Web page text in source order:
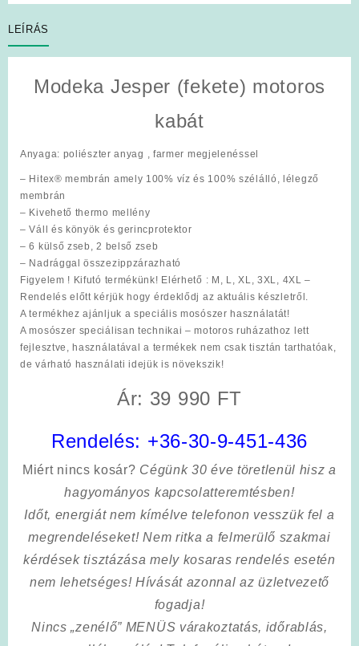
LEÍRÁS
Modeka Jesper (fekete) motoros
kabát
Anyaga: poliészter anyag , farmer megjelenéssel
– Hitex® membrán amely 100% víz és 100% szélálló, lélegző
membrán
– Kivehető thermo mellény
– Váll és könyök és gerincprotektor
– 6 külső zseb, 2 belső zseb
– Nadrággal összezippzárazható
Figyelem ! Kifutó termékünk! Elérhető : M, L, XL, 3XL, 4XL –
Rendelés előtt kérjük hogy érdeklődj az aktuális készletről.
A termékhez ajánljuk a speciális mosószer használatát!
A mosószer speciálisan technikai – motoros ruházathoz lett
fejlesztve, használatával a termékek nem csak tisztán tarthatóak,
de várható használati idejük is növekszik!
Ár: 39 990 FT
Rendelés: +36-30-9-451-436
Miért nincs kosár? Cégünk 30 éve töretlenül hisz a
hagyományos kapcsolatteremtésben!
Időt, energiát nem kímélvetelefonon vesszük fel a
megrendeléseket! Nem ritka a felmerülő szakmai
kérdések tisztázása mely kosaras rendelés esetén
nem lehetséges! Hívását azonnal az üzletvezető
fogadja!
Nincs „zenélő” MENÜS várakoztatás, időrablás,